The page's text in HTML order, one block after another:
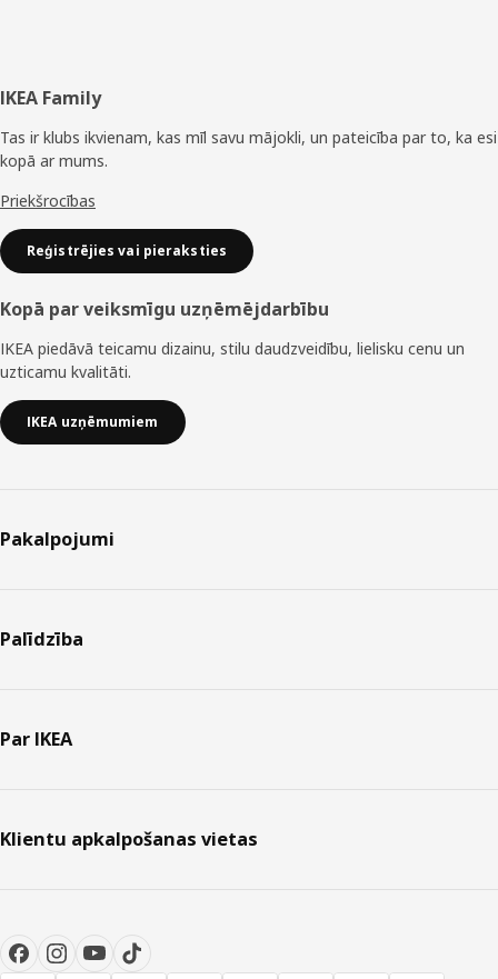
Kājene
IKEA Family
Tas ir klubs ikvienam, kas mīl savu mājokli, un pateicība par to, ka esi
kopā ar mums.
Priekšrocības
Reģistrējies vai pieraksties
Kopā par veiksmīgu uzņēmējdarbību
IKEA piedāvā teicamu dizainu, stilu daudzveidību, lielisku cenu un
uzticamu kvalitāti.
IKEA uzņēmumiem
Pakalpojumi
Palīdzība
Par IKEA
Klientu apkalpošanas vietas